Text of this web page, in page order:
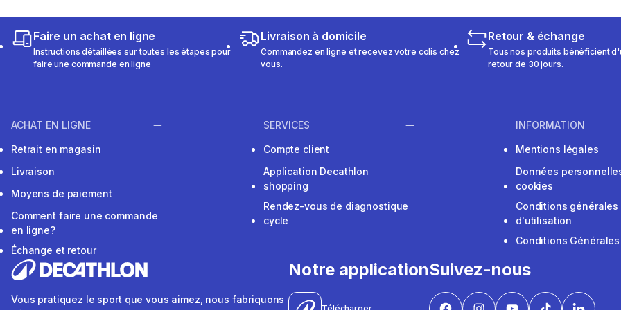
Faire un achat en ligne
Instructions détaillées sur toutes les étapes pour
faire une commande en ligne
Livraison à domicile
Commandez en ligne et recevez votre colis chez
vous.
Retour & échange
Tous nos produits bénéficient
retour de 30 jours.
ACHAT EN LIGNE
Retrait en magasin
Livraison
Moyens de paiement
Comment faire une commande
en ligne?
Échange et retour
SERVICES
Compte client
Application Decathlon
shopping
Rendez-vous de diagnostique
cycle
INFORMATION
Mentions légales
Données
cookies
Conditions générales
d'utilisation
Conditions
Vous pratiquez le sport que vous aimez, nous fabriquons
Notre applicationSuivez-nous